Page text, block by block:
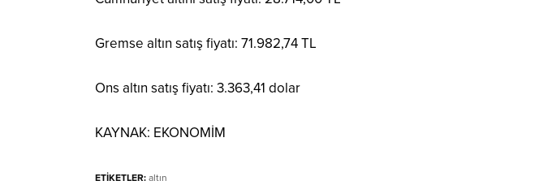
Gremse altın satış fiyatı: 71.982,74 TL
Ons altın satış fiyatı: 3.363,41 dolar
KAYNAK: EKONOMİM
ETİKETLER: altın